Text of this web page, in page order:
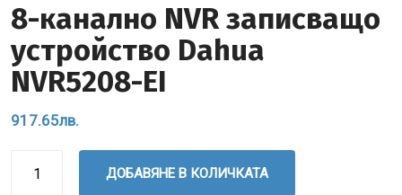
8-канално NVR записващо
устройство Dahua
NVR5208-EI
917.65лв.
ДОБАВЯНЕ В КОЛИЧКАТА